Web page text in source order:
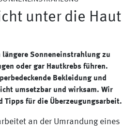
unter die Haut
längere Sonneneinstrahlung zu
oder gar Hautkrebs führen.
Bekleidung und
umsetzbar und wirksam. Wir
Tipps für die Überzeugungsarbeit.